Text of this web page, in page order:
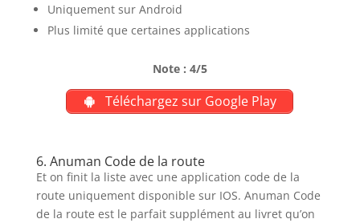
Uniquement sur Android
Plus limité que certaines applications
Note : 4/5
Téléchargez sur Google Play
6. Anuman Code de la route
Et on finit la liste avec une application code de la
route uniquement disponible sur IOS. Anuman Code
de la route est le parfait supplément au livret qu’on